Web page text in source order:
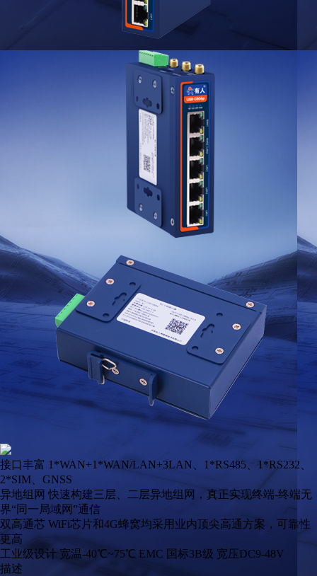
接口丰富 1*WAN+1*WAN/LAN+3LAN、1*RS485、1*RS232、
2*SIM、GNSS
异地组网 快速构建三层、二层异地组网，真正实现终端-终端无
界“同一局域网”通信
双高通芯 WiFi芯片和4G蜂窝均采用业内顶尖高通方案，可靠性
更高
工业级设计 宽温-40℃~75℃ EMC 国标3B级 宽压DC9-48V
描述